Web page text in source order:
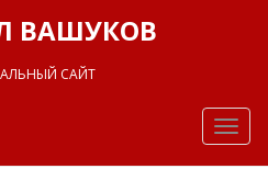
ВАШУКОВ
САЙТ